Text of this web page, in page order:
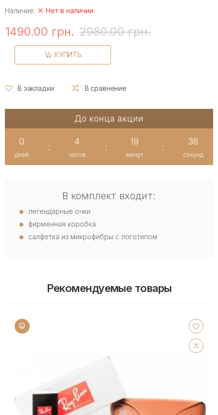
Наличие: Нет в наличии
1490.00 грн. 2980.00 грн.
КУПИТЬ
В закладки В сравнение
До конца акции
0
дней
:
4
часов
:
19
минут
:
38
секунд
В комплект входит:
легендарные очки
фирменная коробка
салфетка из микрофибры с логотипом
Рекомендуемые товары